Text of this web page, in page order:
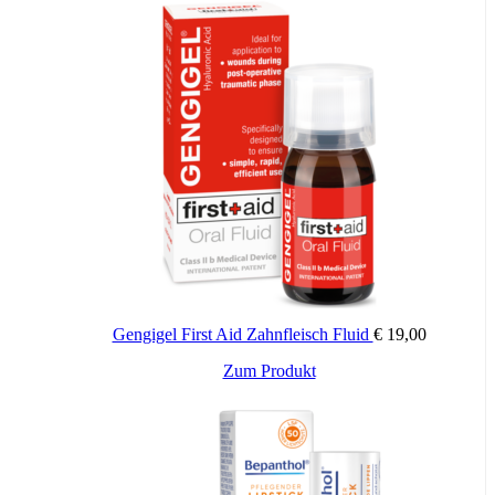
Gengigel First Aid Zahnfleisch Fluid €19,00
Zum Produkt